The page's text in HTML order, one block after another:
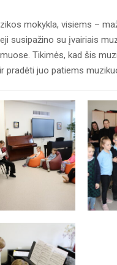
mokykla, visiems –
susipažino su įvairiais
Tikimės, kad šis
pradėti juo patiems